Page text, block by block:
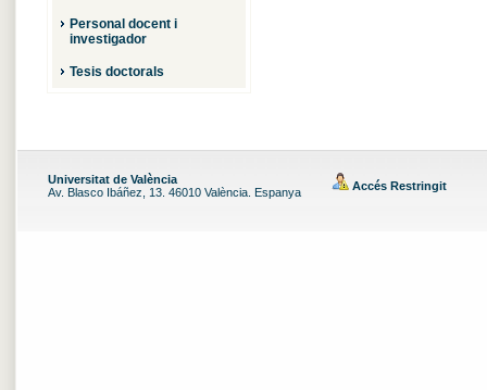
Personal docent i
investigador
Tesis doctorals
Universitat de València
Av. Blasco Ibáñez, 13. 46010 València. Espanya
Accés Restringit